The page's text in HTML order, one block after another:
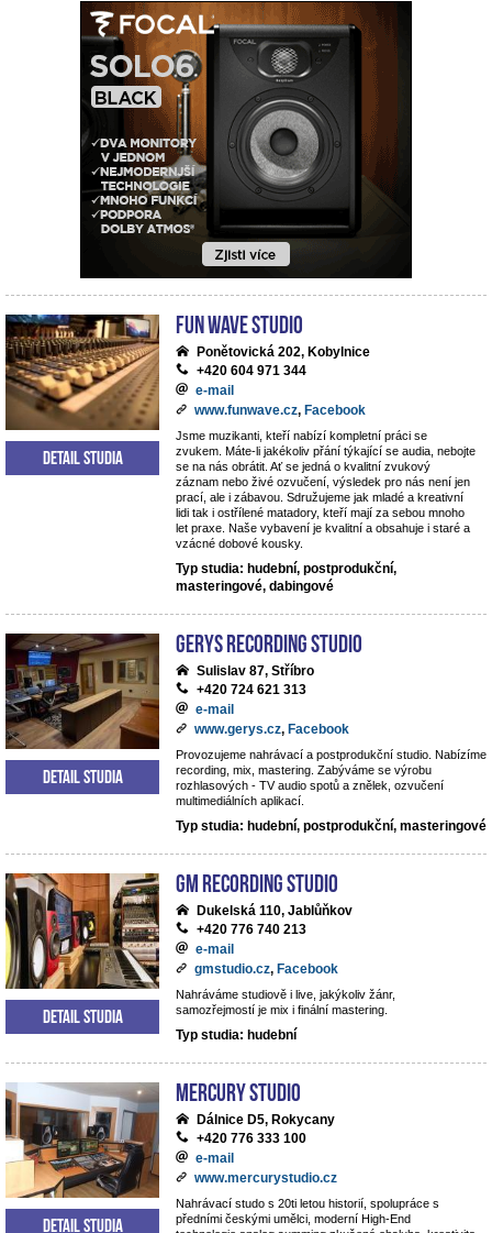
Fun Wave Studio
Ponětovická 202, Kobylnice
+420 604 971 344
e-mail
www.funwave.cz, Facebook
Jsme muzikanti, kteří nabízí kompletní práci se
zvukem. Máte-li jakékoliv přání týkající se audia, nebojte
se na nás obrátit. Ať se jedná o kvalitní zvukový
záznam nebo živé ozvučení, výsledek pro nás není jen
prací, ale i zábavou. Sdružujeme jak mladé a kreativní
lidi tak i ostřílené matadory, kteří mají za sebou mnoho
let praxe. Naše vybavení je kvalitní a obsahuje i staré a
vzácné dobové kousky.
Typ studia: hudební, postprodukční,
masteringové, dabingové
Detail studia
Gerys Recording Studio
Sulislav 87, Stříbro
+420 724 621 313
e-mail
www.gerys.cz, Facebook
Provozujeme nahrávací a postprodukční studio. Nabízíme
recording, mix, mastering. Zabýváme se výrobu
rozhlasových - TV audio spotů a znělek, ozvučení
multimediálních aplikací.
Typ studia: hudební, postprodukční, masteringové
Detail studia
GM Recording Studio
Dukelská 110, Jablůňkov
+420 776 740 213
e-mail
gmstudio.cz, Facebook
Nahráváme studiově i live, jakýkoliv žánr,
samozřejmostí je mix i finální mastering.
Typ studia: hudební
Detail studia
Mercury studio
Dálnice D5, Rokycany
+420 776 333 100
e-mail
www.mercurystudio.cz
Nahrávací studo s 20ti letou historií, spolupráce s
předními českými umělci, moderní High-End
Detail studia